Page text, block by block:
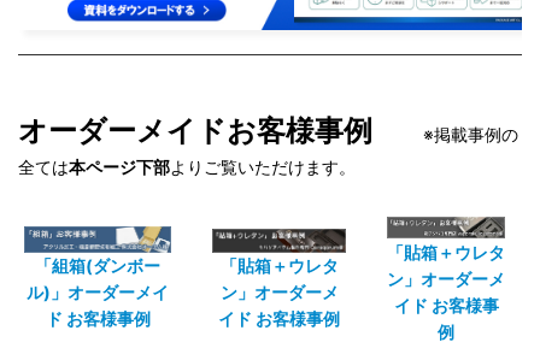
オーダーメイドお客様事例
※掲載事例の
全ては本ページ下部よりご覧いただけます。
「組箱(ダンボー
ル)」オーダーメイ
ド お客様事例
「貼箱＋ウレタ
ン」オーダーメ
イド お客様事例
「貼箱＋ウレタ
ン」オーダーメ
イド お客様事
例